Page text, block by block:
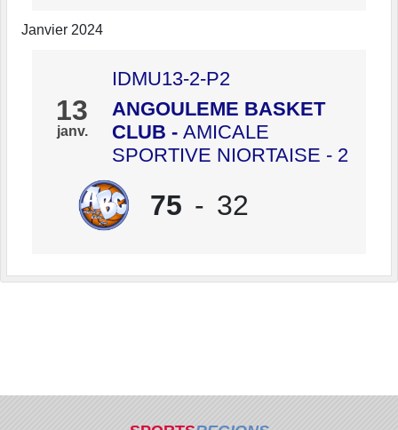
Janvier 2024
13
janv.
IDMU13-2-P2
ANGOULEME BASKET
CLUB - AMICALE
SPORTIVE NIORTAISE - 2
75 - 32